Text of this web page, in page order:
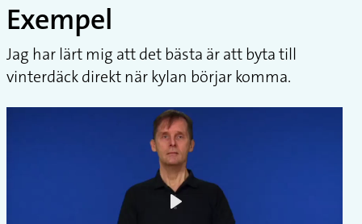
Exempel
Jag har lärt mig att det bästa är att byta till
vinterdäck direkt när kylan börjar komma.